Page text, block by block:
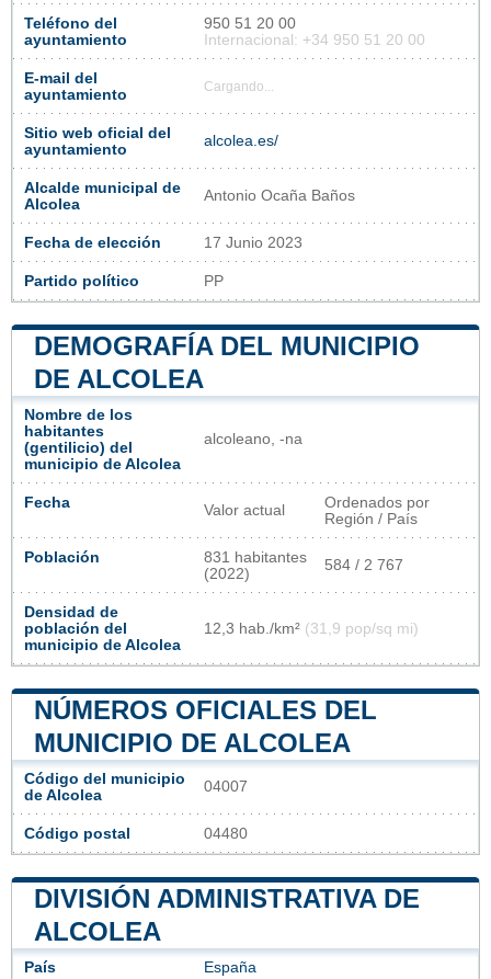
Teléfono del
ayuntamiento
950 51 20 00
Internacional: +34 950 51 20 00
E-mail del
ayuntamiento
Cargando...
Sitio web oficial del
ayuntamiento
alcolea.es/
Alcalde municipal de
Alcolea
Antonio Ocaña Baños
Fecha de elección 17 Junio 2023
Partido político PP
DEMOGRAFÍA DEL MUNICIPIO
DE ALCOLEA
Nombre de los
habitantes
(gentilicio) del
municipio de Alcolea
alcoleano, -na
Fecha Valor actual
Ordenados por
Región / País
Población
831 habitantes
(2022)
584 / 2 767
Densidad de
población del
municipio de Alcolea
12,3 hab./km² (31,9 pop/sq mi)
NÚMEROS OFICIALES DEL
MUNICIPIO DE ALCOLEA
Código del municipio
de Alcolea
04007
Código postal 04480
DIVISIÓN ADMINISTRATIVA DE
ALCOLEA
País España